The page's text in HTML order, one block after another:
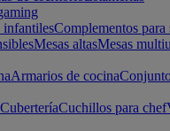
infantilesComplementos para
Mesas altasMesas
Armarios de cocina
CuberteríaCuchillos para chef